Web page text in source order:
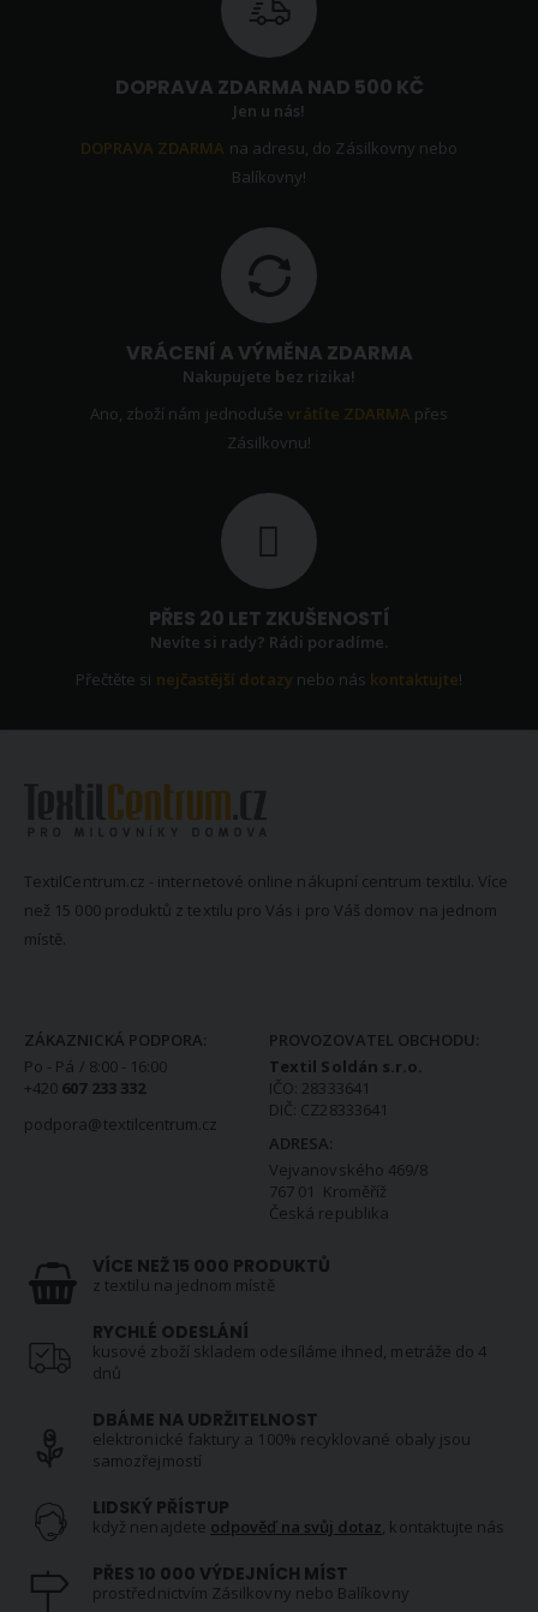
DOPRAVA ZDARMA NAD 500 KČ
Jen u nás!
DOPRAVA ZDARMA na adresu, do Zásilkovny nebo
Balíkovny!
VRÁCENÍ A VÝMĚNA ZDARMA
Nakupujete bez rizika!
Ano, zboží nám jednoduševrátíte ZDARMA přes
Zásilkovnu!
PŘES 20 LET ZKUŠENOSTÍ
Nevíte si rady? Rádi poradíme.
Přečtěte si nejčastější dotazy nebo nás kontaktujte!
TextilCentrum.cz - internetové online nákupní centrum textilu. Více
než 15 000 produktů z textilu pro Vás i pro Váš domov na jednom
místě.
ZÁKAZNICKÁ PODPORA:
Po - Pá / 8:00 - 16:00
+420 607 233 332
podpora@textilcentrum.cz
PROVOZOVATEL OBCHODU:
Textil Soldán s.r.o.
IČO: 28333641
DIČ: CZ28333641
ADRESA:
Vejvanovského 469/8
767 01 Kroměříž
Česká republika
VÍCE NEŽ 15 000 PRODUKTŮ
z textilu na jednom místě
RYCHLÉ ODESLÁNÍ
kusové zboží skladem odesíláme ihned, metráže do 4
dnů
DBÁME NA UDRŽITELNOST
elektronické faktury a 100% recyklované obaly jsou
samozřejmostí
LIDSKÝ PŘÍSTUP
když nenajdete odpověď na svůj dotaz, kontaktujte nás
PŘES 10 000 VÝDEJNÍCH MÍST
prostřednictvím Zásilkovny nebo Balíkovny